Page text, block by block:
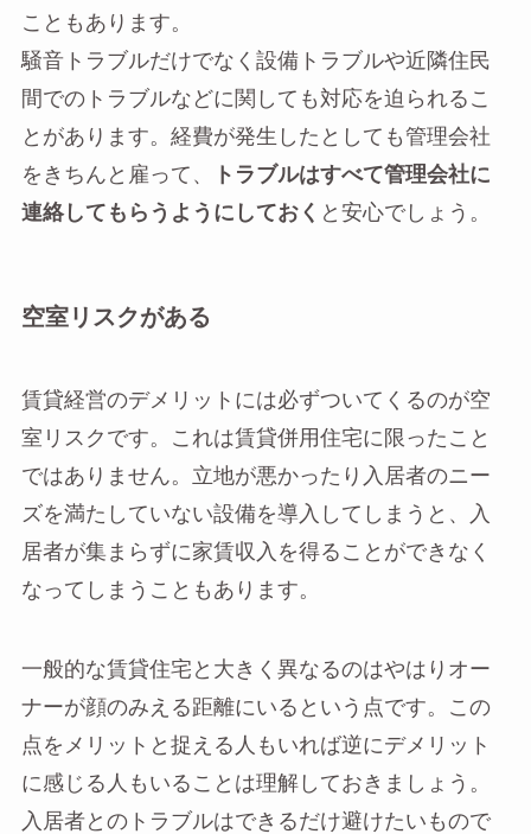
こともあります。
騒音トラブルだけでなく設備トラブルや近隣住民
間でのトラブルなどに関しても対応を迫られるこ
とがあります。経費が発生したとしても管理会社
をきちんと雇って、
トラブルはすべて管理会社に
連絡してもらうようにしておく と安心でしょう。
空室リスクがある
賃貸経営のデメリットには必ずついてくるのが空
室リスクです。これは賃貸併用住宅に限ったこと
ではありません。立地が悪かったり入居者のニー
ズを満たしていない設備を導入してしまうと、入
居者が集まらずに家賃収入を得ることができなく
なってしまうこともあります。
一般的な賃貸住宅と大きく異なるのはやはりオー
ナーが顔のみえる距離にいるという点です。この
点をメリットと捉える人もいれば逆にデメリット
に感じる人もいることは理解しておきましょう。
入居者とのトラブルはできるだけ避けたいもので